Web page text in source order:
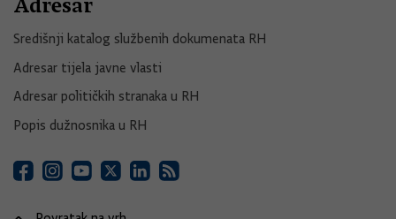
Središnji katalog službenih dokumenata RH
Adresar tijela javne vlasti
Adresar političkih stranaka u RH
Popis dužnosnika u RH